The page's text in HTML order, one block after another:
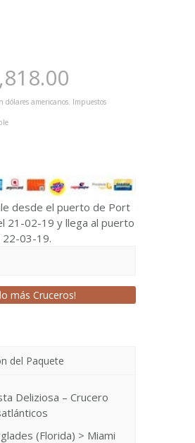
dólares americanos. Impuestos
desde el puerto de Port
21-02-19 y llega al puerto
22-03-19.
más Cruceros!
del Paquete
Deliziosa – Crucero
(Florida) > Miami